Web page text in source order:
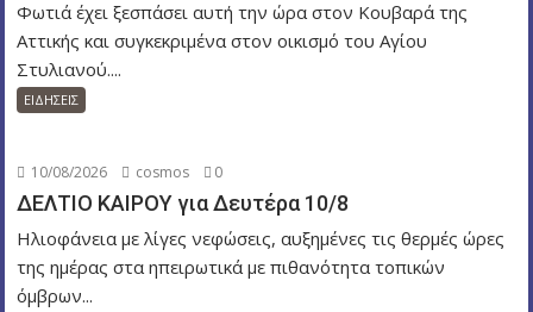
ν
Φωτιά έχει ξεσπάσει αυτή την ώρα στον Κουβαρά της
Αττικής και συγκεκριμένα στον οικισμό του Αγίου
Στυλιανού....
ΕΙΔΗΣΕΙΣ
10/08/2026 cosmos 0
ΔΕΛΤΙΟ ΚΑΙΡΟΥ για Δευτέρα 10/8
Ηλιοφάνεια με λίγες νεφώσεις, αυξημένες τις θερμές ώρες
της ημέρας στα ηπειρωτικά με πιθανότητα τοπικών
όμβρων...